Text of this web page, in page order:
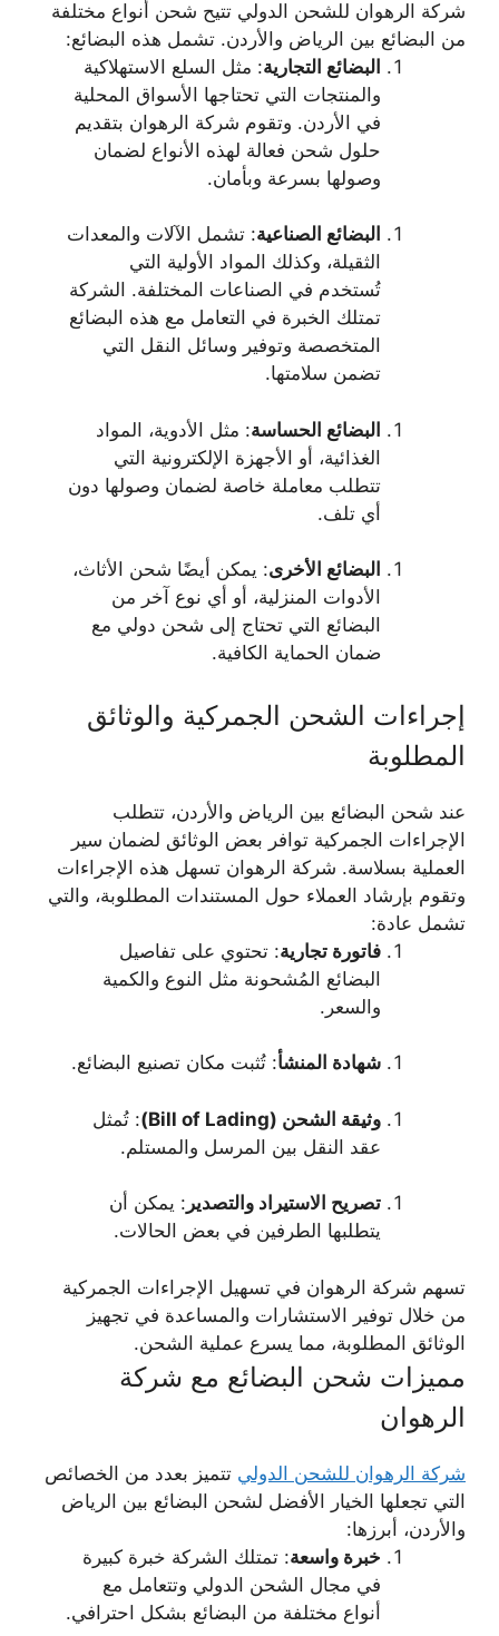
شركة الرهوان للشحن الدولي تتيح شحن أنواع مختلفة
من البضائع بين الرياض والأردن. تشمل هذه البضائع:
البضائع التجارية: مثل السلع الاستهلاكية
والمنتجات التي تحتاجها الأسواق المحلية
في الأردن. وتقوم شركة الرهوان بتقديم
حلول شحن فعالة لهذه الأنواع لضمان
وصولها بسرعة وبأمان.
البضائع الصناعية: تشمل الآلات والمعدات
الثقيلة، وكذلك المواد الأولية التي
تُستخدم في الصناعات المختلفة. الشركة
تمتلك الخبرة في التعامل مع هذه البضائع
المتخصصة وتوفير وسائل النقل التي
تضمن سلامتها.
البضائع الحساسة: مثل الأدوية، المواد
الغذائية، أو الأجهزة الإلكترونية التي
تتطلب معاملة خاصة لضمان وصولها دون
أي تلف.
البضائع الأخرى: يمكن أيضًا شحن الأثاث،
الأدوات المنزلية، أو أي نوع آخر من
البضائع التي تحتاج إلى شحن دولي مع
ضمان الحماية الكافية.
إجراءات الشحن الجمركية والوثائق
المطلوبة
عند شحن البضائع بين الرياض والأردن، تتطلب
الإجراءات الجمركية توافر بعض الوثائق لضمان سير
العملية بسلاسة. شركة الرهوان تسهل هذه الإجراءات
وتقوم بإرشاد العملاء حول المستندات المطلوبة، والتي
تشمل عادة:
فاتورة تجارية: تحتوي على تفاصيل
البضائع المُشحونة مثل النوع والكمية
والسعر.
شهادة المنشأ: تُثبت مكان تصنيع البضائع.
وثيقة الشحن (Bill of Lading)
: تُمثل
عقد النقل بين المرسل والمستلم.
تصريح الاستيراد والتصدير : يمكن أن
يتطلبها الطرفين في بعض الحالات.
تسهم شركة الرهوان في تسهيل الإجراءات الجمركية
من خلال توفير الاستشارات والمساعدة في تجهيز
الوثائق المطلوبة، مما يسرع عملية الشحن.
مميزات شحن البضائع مع شركة
الرهوان
شركة الرهوان للشحن الدولي تتميز بعدد من الخصائص
التي تجعلها الخيار الأفضل لشحن البضائع بين الرياض
والأردن، أبرزها:
خبرة واسعة: تمتلك الشركة خبرة كبيرة
في مجال الشحن الدولي وتتعامل مع
أنواع مختلفة من البضائع بشكل احترافي.